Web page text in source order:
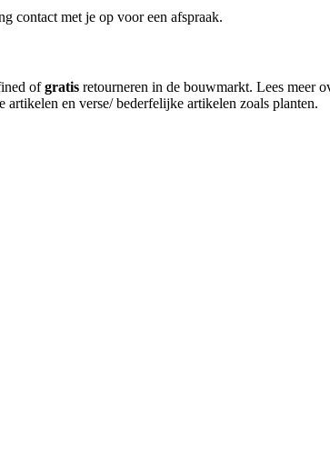
contact met je op voor een afspraak.
ofgratis retourneren in de bouwmarkt. Lees meer
en verse/ bederfelijke artikelen zoals planten.